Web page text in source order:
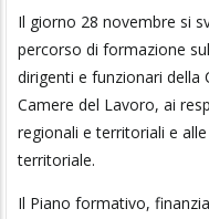
Il giorno 28 novembre si
percorso di formazione
dirigenti e funzionari della
Camere del Lavoro, ai
regionali e territoriali e
territoriale.
Il Piano formativo,